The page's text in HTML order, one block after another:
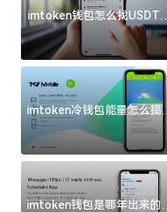
imtoken钱包怎么找USDT地
址？三步搞定不踩坑
imtoken冷钱包能量怎么搞？
过来人告诉你门道
imtoken钱包是哪年出来的？